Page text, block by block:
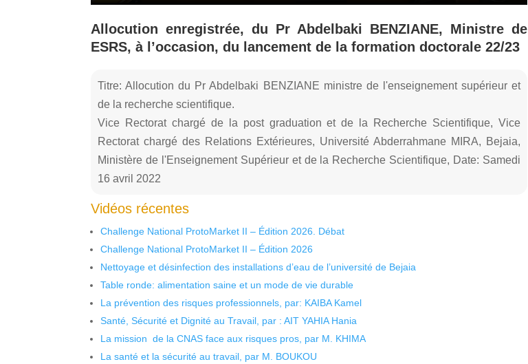
Allocution enregistrée, du Pr Abdelbaki BENZIANE, Ministre de
ESRS, à l’occasion, du lancement de la formation doctorale 22/23
Titre: Allocution du Pr Abdelbaki BENZIANE ministre de l'enseignement supérieur et
de la recherche scientifique.
Vice Rectorat chargé de la post graduation et de la Recherche Scientifique, Vice
Rectorat chargé des Relations Extérieures, Université Abderrahmane MIRA, Bejaia,
Ministère de l'Enseignement Supérieur et de la Recherche Scientifique, Date: Samedi
16 avril 2022
Vidéos récentes
Challenge National ProtoMarket II – Édition 2026. Débat
Challenge National ProtoMarket II – Édition 2026
Nettoyage et désinfection des installations d’eau de l’université de Bejaia
Table ronde: alimentation saine et un mode de vie durable
La prévention des risques professionnels, par: KAIBA Kamel
Santé, Sécurité et Dignité au Travail, par : AIT YAHIA Hania
La mission de la CNAS face aux risques pros, par M. KHIMA
La santé et la sécurité au travail, par M. BOUKOU